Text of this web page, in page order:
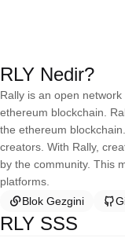
RLY Nedir?
Rally is an open
ethereum blockchain.
the ethereum
creators. With Rally,
by the community. This
platforms.
Blok Gezgini
RLY SSS